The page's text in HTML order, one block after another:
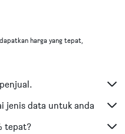
harga yang tepat,
jenis data untuk anda
tepat?